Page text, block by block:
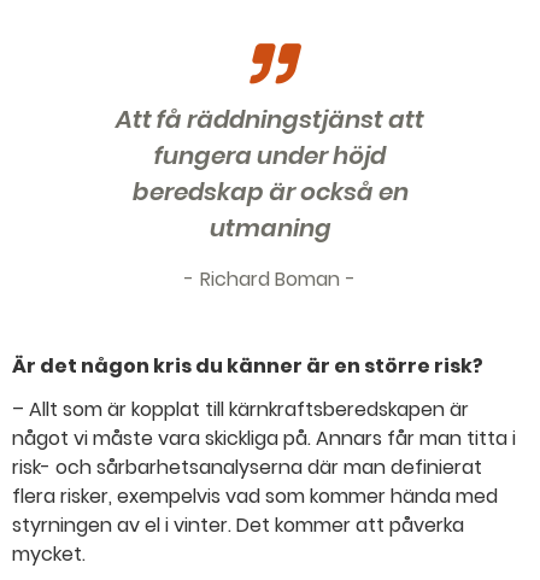
Att få räddningstjänst att
fungera under höjd
beredskap är också en
utmaning
Richard Boman
Är det någon kris du känner är en större risk?
– Allt som är kopplat till kärnkraftsberedskapen är
något vi måste vara skickliga på. Annars får man titta i
risk- och sårbarhetsanalyserna där man definierat
flera risker, exempelvis vad som kommer hända med
styrningen av el i vinter. Det kommer att påverka
mycket.